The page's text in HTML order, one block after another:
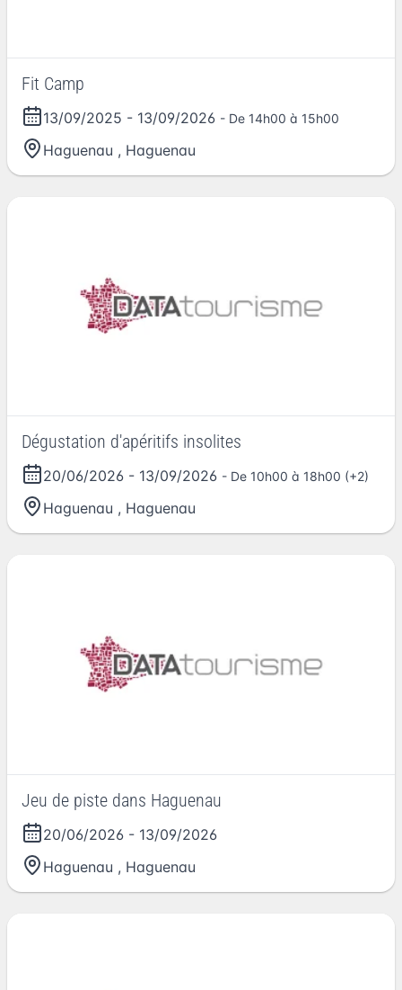
Fit Camp
13/09/2025 - 13/09/2026 - De 14h00 à 15h00
Haguenau , Haguenau
Dégustation d'apéritifs insolites
20/06/2026 - 13/09/2026 - De 10h00 à 18h00 (+2)
Haguenau , Haguenau
Jeu de piste dans Haguenau
20/06/2026 - 13/09/2026
Haguenau , Haguenau